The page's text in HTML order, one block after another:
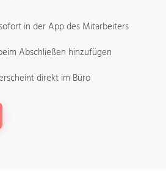
in der App des Mitarbeiters
Abschließen hinzufügen
direkt im Büro